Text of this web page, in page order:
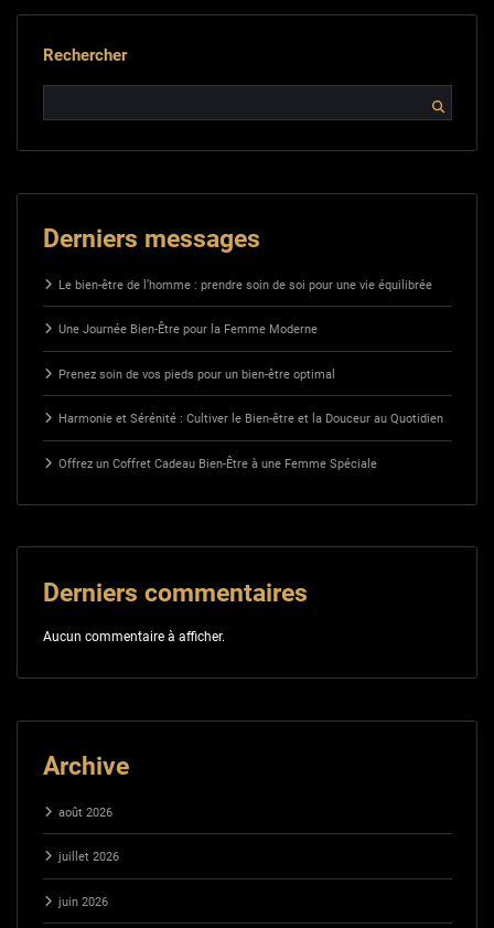
Rechercher
Derniers messages
Le bien-être de l’homme : prendre soin de soi pour une vie équilibrée
Une Journée Bien-Être pour la Femme Moderne
Prenez soin de vos pieds pour un bien-être optimal
Harmonie et Sérénité : Cultiver le Bien-être et la Douceur au Quotidien
Offrez un Coffret Cadeau Bien-Être à une Femme Spéciale
Derniers commentaires
Aucun commentaire à afficher.
Archive
août 2026
juillet 2026
juin 2026